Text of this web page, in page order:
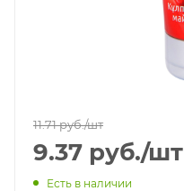
11.71руб./шт
9.37 руб./шт
Есть в наличии